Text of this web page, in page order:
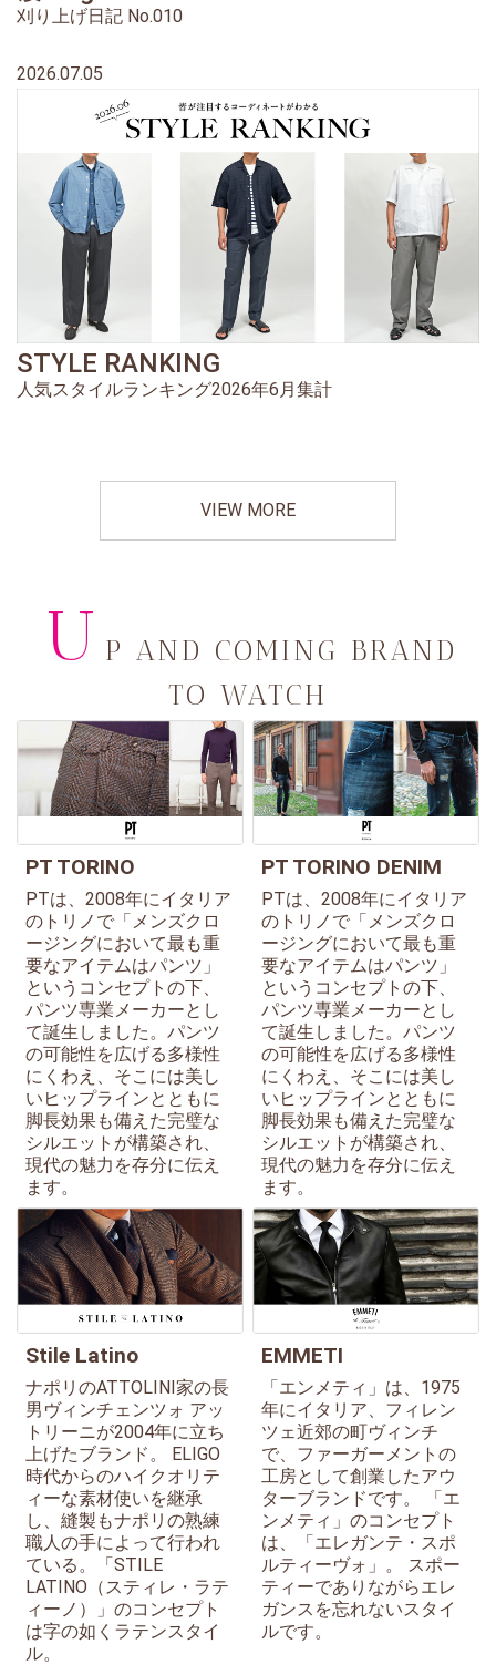
刈り上げ日記 No.010
2026.07.05
STYLE RANKING
人気スタイルランキング2026年6月集計
VIEW MORE
U P AND COMING BRAND
TO WATCH
PT TORINO
PTは、2008年にイタリア
のトリノで「メンズクロ
ージングにおいて最も重
要なアイテムはパンツ」
というコンセプトの下、
パンツ専業メーカーとし
て誕生しました。パンツ
の可能性を広げる多様性
にくわえ、そこには美し
いヒップラインとともに
脚長効果も備えた完璧な
シルエットが構築され、
現代の魅力を存分に伝え
ます。
PT TORINO DENIM
PTは、2008年にイタリア
のトリノで「メンズクロ
ージングにおいて最も重
要なアイテムはパンツ」
というコンセプトの下、
パンツ専業メーカーとし
て誕生しました。パンツ
の可能性を広げる多様性
にくわえ、そこには美し
いヒップラインとともに
脚長効果も備えた完璧な
シルエットが構築され、
現代の魅力を存分に伝え
ます。
Stile Latino
ナポリのATTOLINI家の長
男ヴィンチェンツォ アッ
トリーニが2004年に立ち
上げたブランド。 ELIGO
時代からのハイクオリテ
ィーな素材使いを継承
し、縫製もナポリの熟練
職人の手によって行われ
ている。「STILE
LATINO（スティレ・ラテ
ィーノ）」のコンセプト
は字の如くラテンスタイ
ル。
EMMETI
「エンメティ」は、1975
年にイタリア、フィレン
ツェ近郊の町ヴィンチ
で、ファーガーメントの
工房として創業したアウ
ターブランドです。 「エ
ンメティ」のコンセプト
は、「エレガンテ・スポ
ルティーヴォ」。 スポー
ティーでありながらエレ
ガンスを忘れないスタイ
ルです。